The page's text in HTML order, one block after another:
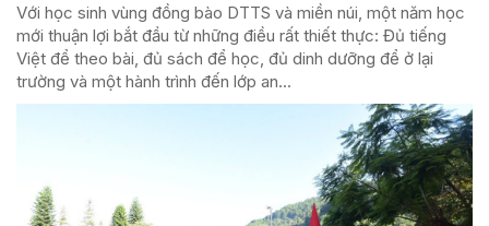
Với học sinh vùng đồng bào DTTS và miền núi, một năm học
mới thuận lợi bắt đầu từ những điều rất thiết thực: Đủ tiếng
Việt để theo bài, đủ sách để học, đủ dinh dưỡng để ở lại
trường và một hành trình đến lớp an...